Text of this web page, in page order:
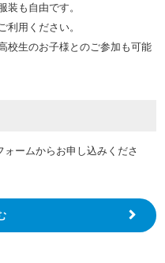
装も自由です。
利用ください。
校生のお子様とのご参加も可能
ームからお申し込みくださ